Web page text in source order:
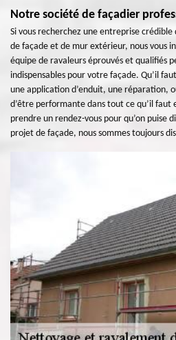
Notre société de façadier
Si vous recherchez une entreprise
de façade et de mur extérieur, nous vous
équipe de ravaleurs éprouvés et qualifiés
indispensables pour votre façade. Qu’il
une application d’enduit, une réparation,
d’être performante dans tout ce qu’il faut
prendre un rendez-vous pour qu’on puise
projet de façade, nous sommes toujours